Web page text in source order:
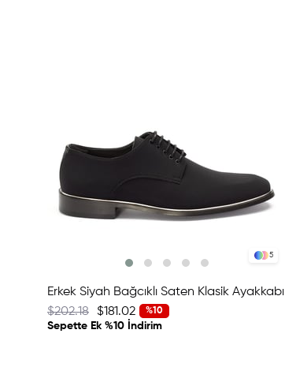
5
Erkek Siyah Bağcıklı Saten Klasik Ayakkabı
%10
$181.02
$202.18
Sepette Ek %10 İndirim